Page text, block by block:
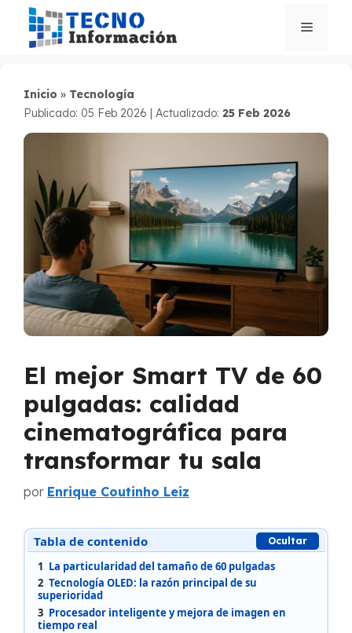
Saltar
contenido
Menú
Inicio » Tecnología
Publicado: 05 Feb 2026 | Actualizado: 25 Feb 2026
El mejor Smart TV de 60
pulgadas: calidad
cinematográfica para
transformar tu sala
por Enrique Coutinho Leiz
Tabla de contenido Ocultar
1 La particularidad del tamaño de 60 pulgadas
2 Tecnología OLED: la razón principal de su
superioridad
3 Procesador inteligente y mejora de imagen en
tiempo real